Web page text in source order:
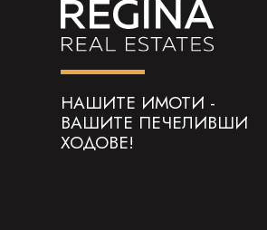
НАШИТЕ ИМОТИ -
ВАШИТЕ ПЕЧЕЛИВШИ
ХОДОВЕ!